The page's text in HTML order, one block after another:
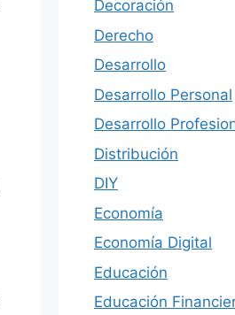
Decoración
Derecho
Desarrollo
Desarrollo Personal
Desarrollo
Distribución
DIY
Economía
Economía Digital
Educación
Educación